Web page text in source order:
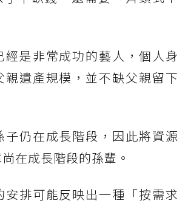
經是非常成功的藝人，個人身
親遺產規模，並不缺父親留下
子仍在成長階段，因此將資源
在成長階段的孫輩。
安排可能反映出一種「按需求